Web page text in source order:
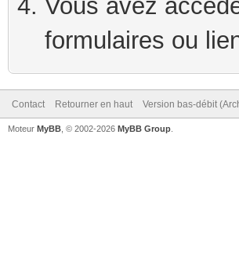
Vous avez
formulaires ou
Contact Retourner en haut Version bas-débit
Moteur MyBB , © 2002-2026 MyBB Group